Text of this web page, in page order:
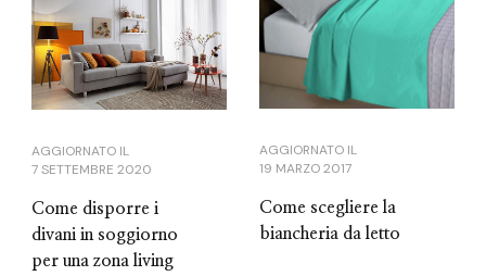
AGGIORNATO IL
7 SETTEMBRE 2020
Come disporre i
divani in soggiorno
per una zona living
AGGIORNATO IL
19 MARZO 2017
Come scegliere la
biancheria da letto